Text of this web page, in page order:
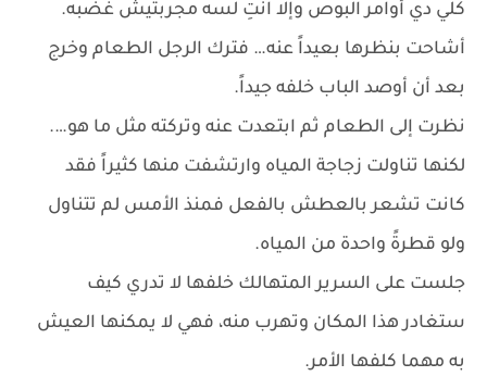
كُلي دي أوامر البوص وإلا انتِ لسه مجربتيش غضبه.
أشاحت بنظرها بعيداً عنه… فترك الرجل الطعام وخرج
بعد أن أوصد الباب خلفه جيداً.
نظرت إلى الطعام ثم ابتعدت عنه وتركته مثل ما هو….
لكنها تناولت زجاجة المياه وارتشفت منها كثيراً فقد
كانت تشعر بالعطش بالفعل فمنذ الأمس لم تتناول
ولو قطرةً واحدة من المياه.
جلست على السرير المتهالك خلفها لا تدري كيف
ستغادر هذا المكان وتهرب منه، فهي لا يمكنها العيش
به مهما كلفها الأمر.